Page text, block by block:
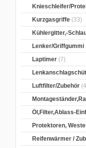
Knieschleifer/
Kurzgasgriffe (33)
Kühlergitter,-
Lenker/Griffgummi
Laptimer (7)
Luftfilter/Zubehör
Öl,Filter,Ablass-
Protektoren,
Reifenwärmer /